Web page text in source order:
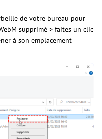
de votre bureau pour
supprimé > faites un clic
à son emplacement